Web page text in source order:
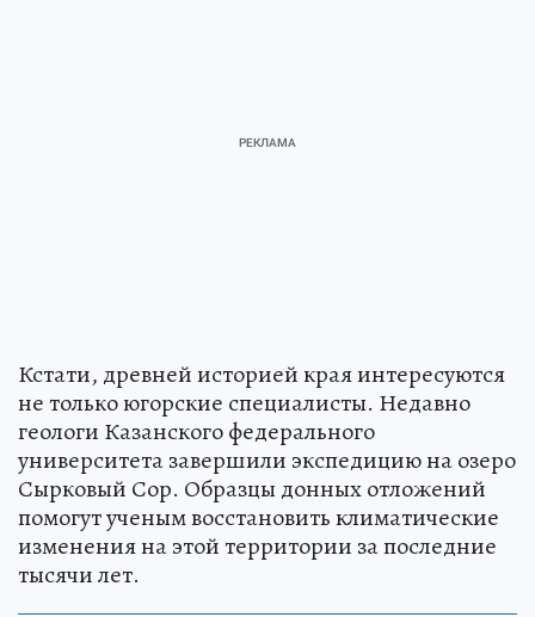
Кстати, древней историей края интересуются
не только югорские специалисты. Недавно
геологи Казанского федерального
университета завершили экспедицию на озеро
Сырковый Сор. Образцы донных отложений
помогут ученым восстановить климатические
изменения на этой территории за последние
тысячи лет.